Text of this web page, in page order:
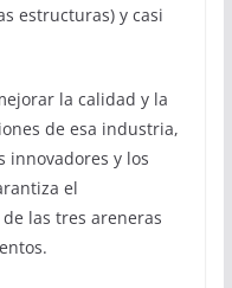
estructuras) y casi
la calidad y la
de esa industria,
innovadores y los
el
las tres areneras